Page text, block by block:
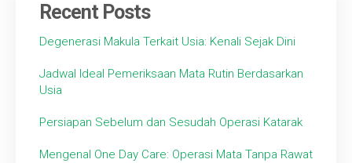
Recent Posts
Degenerasi Makula Terkait Usia: Kenali Sejak Dini
Jadwal Ideal Pemeriksaan Mata Rutin Berdasarkan
Usia
Persiapan Sebelum dan Sesudah Operasi Katarak
Mengenal One Day Care: Operasi Mata Tanpa Rawat